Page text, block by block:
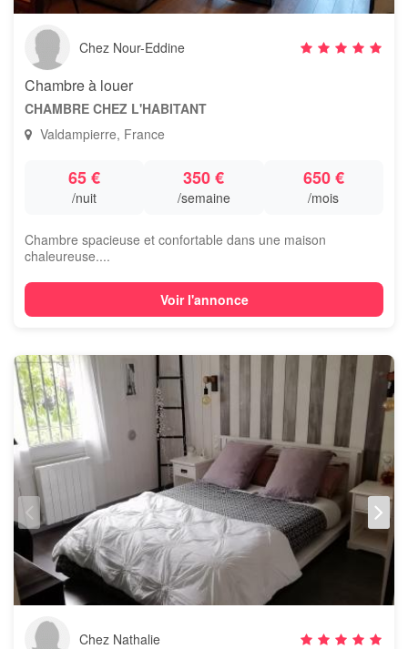
Chez Nour-Eddine
Chambre à louer
CHAMBRE CHEZ L'HABITANT
Valdampierre, France
65 €
/nuit
350 €
/semaine
650 €
/mois
Chambre spacieuse et confortable dans une maison
chaleureuse....
Voir l'annonce
Chez Nathalie